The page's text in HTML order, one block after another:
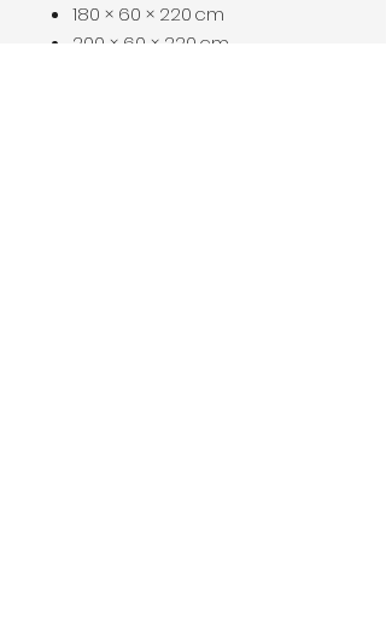
180 × 60 × 220 cm
200 × 60 × 220 cm